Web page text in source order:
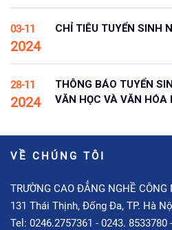
03-11
2024
CHỈ TIÊU TUYỂN SINH
28-11
2024
THÔNG BÁO TUYỂN
VĂN HỌC VÀ VĂN HÓA
VỀ CHÚNG TÔI
TRƯỜNG CAO ĐẲNG NGHỀ CÔNG
131 Thái Thịnh, Đống Đa, TP. Hà
Tel: 0246.2757361 - 0243. 8533780